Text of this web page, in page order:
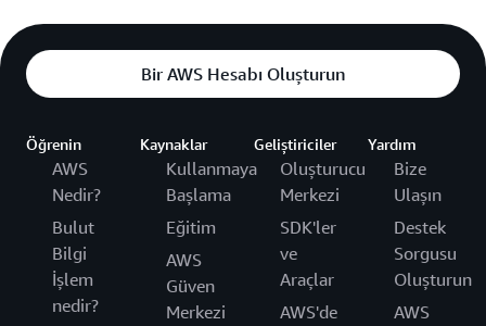
Bir AWS Hesabı Oluşturun
Öğrenin
AWS
Nedir?
Bulut
Bilgi
İşlem
nedir?
Kaynaklar
Kullanmaya
Başlama
Eğitim
AWS
Güven
Merkezi
Geliştiriciler
Oluşturucu
Merkezi
SDK'ler
ve
Araçlar
AWS'de
Yardım
Bize
Ulaşın
Destek
Sorgusu
Oluşturun
AWS